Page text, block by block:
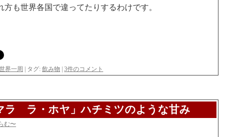
方も世界各国で違ってたりするわけです。
界一周 タグ: 飲み物 3件のコメント
ラ ラ・ホヤ」ハチミツのような甘み
む〜